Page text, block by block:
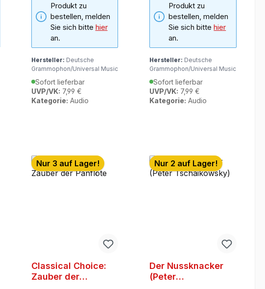
Produkt zu
bestellen, melden
Sie sich bitte hier
an.
Hersteller: Deutsche
Grammophon/Universal Music
Sofort lieferbar
UVP/VK: 7,99 €
Kategorie: Audio
Produkt zu
bestellen, melden
Sie sich bittehier
an.
Hersteller: Deutsche
Grammophon/Universal Music
Sofort lieferbar
UVP/VK: 7,99 €
Kategorie: Audio
Nur 3 auf Lager!
Classical Choice:
Zauber der
Nur 2 auf Lager!
Der Nussknacker
(Peter